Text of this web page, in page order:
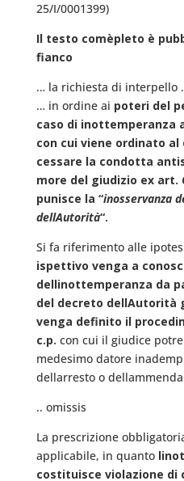
25/I/0001399)
Il testo comèpleto è
fianco
… la richiesta di interpello
… in ordine ai poteri del
caso di inottemperanza
con cui viene ordinato
cessare la condotta
more del giudizio ex art.
punisce la “inosservanza
dellAutorità“.
Si fa riferimento alle
ispettivo venga a
dellinottemperanza da
del decreto dellAutorità
venga definito il
c.p. con cui il giudice
medesimo datore
dellarresto o
.. omissis
La prescrizione
applicabile, in quanto
costituisce violazione